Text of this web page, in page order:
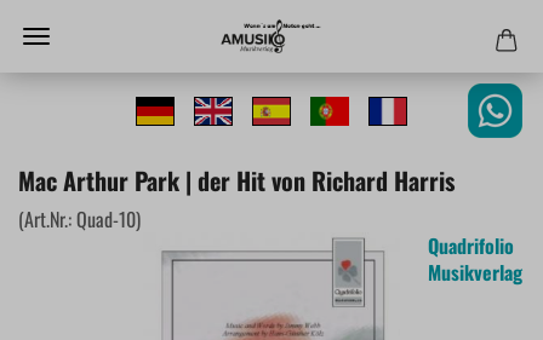
Mac Arthur Park | der Hit von Richard Harris
(Art.Nr.:Quad-10)
Quadrifolio
Musikverlag